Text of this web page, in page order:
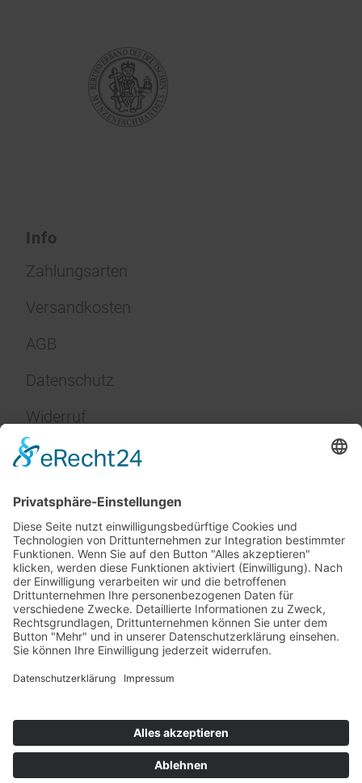
Info
Zahlungsarten
Versandkosten
AGB
Datenschutz
Widerruf
Impressum
Service
FAQ
Zahlungsarten